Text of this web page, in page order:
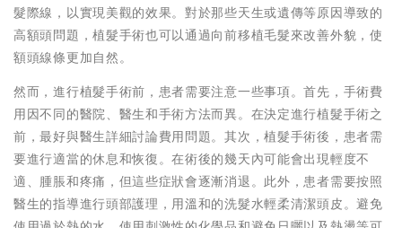
髮際線，以實現美觀的效果。對於那些天生或遺傳等原因導致的
高額頭問題，植髮手術也可以通過向前移植毛髮來改善外貌，使
額頭線條更加自然。
然而，進行植髮手術前，患者需要注意一些事項。首先，手術費
用因不同的醫院、醫生和手術方法而異。在決定進行植髮手術之
前，最好與醫生詳細討論費用問題。其次，植髮手術後，患者需
要進行適當的休息和恢復。在術後的幾天內可能會出現輕度不
適、腫脹和疼痛，但這些症狀會逐漸消退。此外，患者需要按照
醫生的指導進行頭部護理，用溫和的洗髮水輕柔清潔頭皮。避免